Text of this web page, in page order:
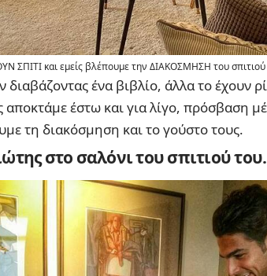
ΣΠΙΤΙ και εμείς βλέπουμε την ΔΙΑΚΟΣΜΗΣΗ του σπιτιού
ένα βιβλίο, άλλα το έχουν
αποκτάμε έστω και για λίγο, πρόσβαση
τη διακόσμηση και το γούστο τους.
στο σαλόνι του σπιτιού του.